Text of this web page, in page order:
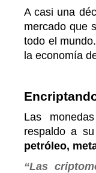
A casi una
mercado que
todo el
la economía
Las
respaldo a
petróleo,
“Las